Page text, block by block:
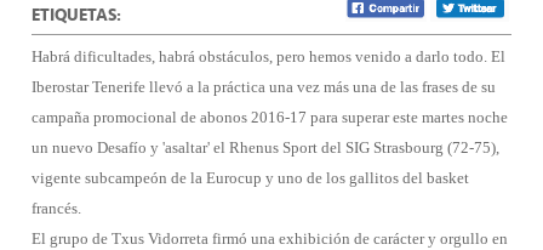
ETIQUETAS:
Habrá dificultades, habrá obstáculos, pero hemos venido a darlo todo. El
Iberostar Tenerife llevó a la práctica una vez más una de las frases de su
campaña promocional de abonos 2016-17 para superar este martes noche
un nuevo Desafío y 'asaltar' el Rhenus Sport del SIG Strasbourg (72-75),
vigente subcampeón de la Eurocup y uno de los gallitos del basket
francés.
El grupo de Txus Vidorreta firmó una exhibición de carácter y orgullo en